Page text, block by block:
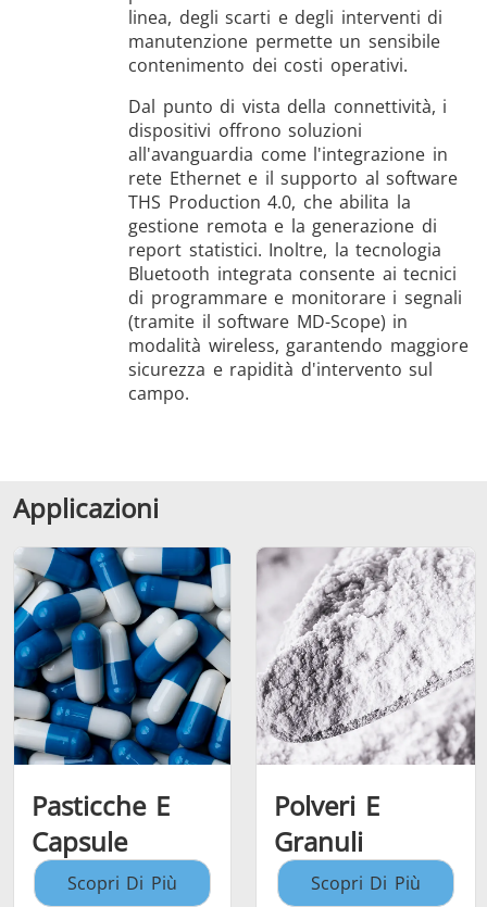
linea, degli scarti e degli interventi di
manutenzione permette un sensibile
contenimento dei costi operativi.
Dal punto di vista della connettività, i
dispositivi offrono soluzioni
all'avanguardia come l'integrazione in
rete Ethernet e il supporto al software
THS Production 4.0, che abilita la
gestione remota e la generazione di
report statistici. Inoltre, la tecnologia
Bluetooth integrata consente ai tecnici
di programmare e monitorare i segnali
(tramite il software MD-Scope) in
modalità wireless, garantendo maggiore
sicurezza e rapidità d'intervento sul
campo.
Applicazioni
Pasticche E
Capsule
Scopri Di Più
Polveri E
Granuli
Scopri Di Più